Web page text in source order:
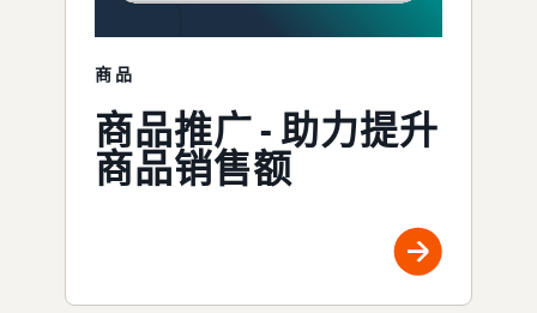
商品
商品推广 - 助力提升
商品销售额